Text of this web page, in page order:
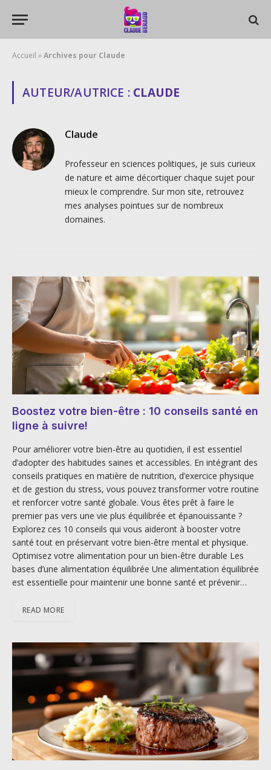
Accueil »Archives pour Claude
AUTEUR/AUTRICE : CLAUDE
Claude
Professeur en sciences politiques, je suis curieux
de nature et aime décortiquer chaque sujet pour
mieux le comprendre. Sur mon site, retrouvez
mes analyses pointues sur de nombreux
domaines.
Boostez votre bien-être : 10 conseils santé en
ligne à suivre!
Pour améliorer votre bien-être au quotidien, il est essentiel
d’adopter des habitudes saines et accessibles. En intégrant des
conseils pratiques en matière de nutrition, d’exercice physique
et de gestion du stress, vous pouvez transformer votre routine
et renforcer votre santé globale. Vous êtes prêt à faire le
premier pas vers une vie plus équilibrée et épanouissante ?
Explorez ces 10 conseils qui vous aideront à booster votre
santé tout en préservant votre bien-être mental et physique.
Optimisez votre alimentation pour un bien-être durable Les
bases d’une alimentation équilibrée Une alimentation équilibrée
est essentielle pour maintenir une bonne santé et prévenir…
READ MORE